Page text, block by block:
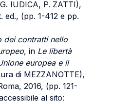
G. IUDICA, P. ZATTI),
ed., (pp. 1-412 e pp.
dei contratti nello
, in Le libertà
europea e il
di MEZZANOTTE),
2016, (pp. 121-
al sito: